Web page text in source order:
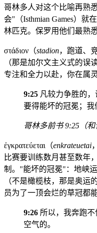
哥林多人对这个比喻再熟
会"（Isthmian Games）就
林匹克。保罗用他们最熟
στάδιον（stadion，跑道、
（那是加尔文主义式的误
专注和全力以赴，你在属
9:25 凡较力争胜的
要得能坏的冠冕；我
哥林多前书 9:25（和
ἐγκρατεύεται（enkrateuetai
比赛要训练数月甚至数年
制。"能坏的冠冕"：地峡
（不是橄榄枝，那是奥运
员为了一顶会烂的草冠都
9:26 所以，我奔跑
空气的。